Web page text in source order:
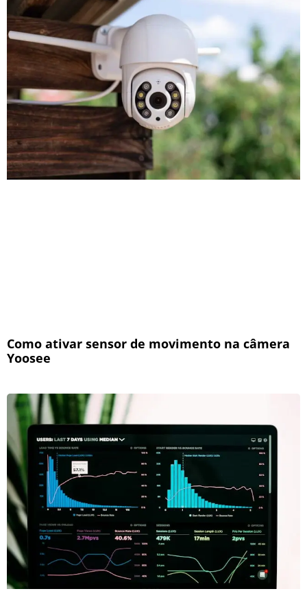
Como ativar sensor de movimento na câmera
Yoosee